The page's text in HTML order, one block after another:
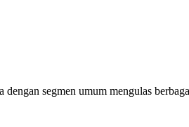
segmen umum mengulas